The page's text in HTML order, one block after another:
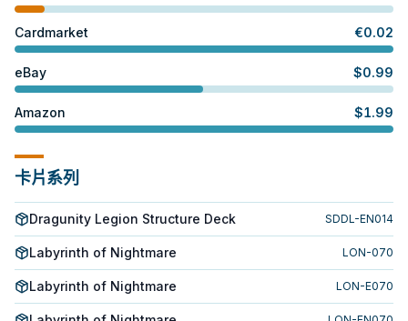
Cardmarket €0.02
eBay $0.99
Amazon $1.99
卡片系列
Dragunity Legion Structure Deck SDDL-EN014
Labyrinth of Nightmare LON-070
Labyrinth of Nightmare LON-E070